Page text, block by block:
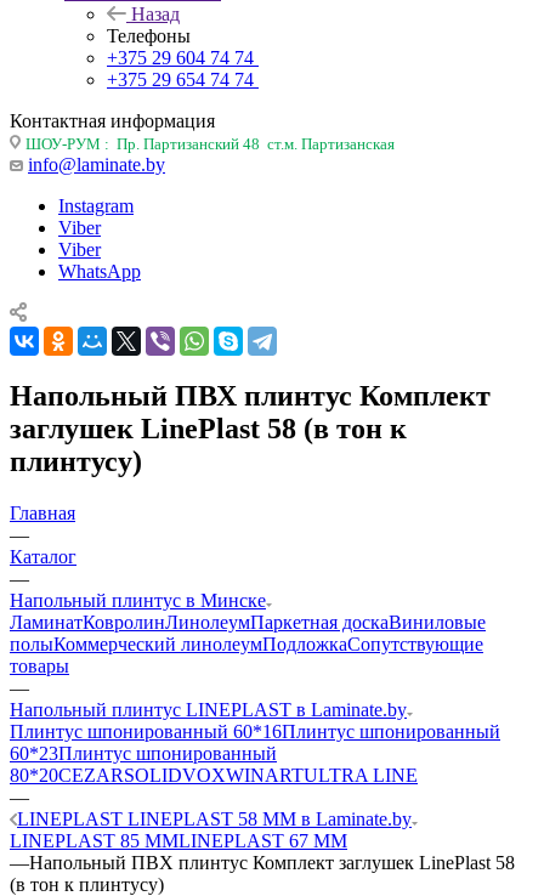
Назад
Телефоны
+375 29 604 74 74
+375 29 654 74 74
Контактная информация
ШОУ-РУМ : Пр. Партизанский 48 ст.м. Партизанская
info@laminate.by
Instagram
Viber
Viber
WhatsApp
Напольный ПВХ плинтус Комплект
заглушек LinePlast 58 (в тон к
плинтусу)
Главная
—
Каталог
—
Напольный плинтус в Минске
ЛаминатКовролинЛинолеумПаркетная доскаВиниловые
полыКоммерческий линолеумПодложкаСопутствующие
товары
—
Напольный плинтус LINEPLAST в Laminate.by
Плинтус шпонированный 60*16Плинтус шпонированный
60*23Плинтус шпонированный
80*20CEZARSOLIDVOXWINARTULTRA LINE
—
LINEPLAST LINEPLAST 58 ММ в Laminate.by
LINEPLAST 85 ММLINEPLAST 67 ММ
—Напольный ПВХ плинтус Комплект заглушек LinePlast 58
(в тон к плинтусу)